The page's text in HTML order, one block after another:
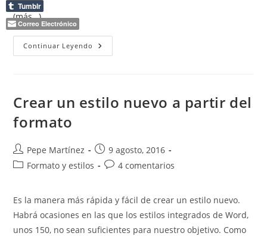
(más…)
Continuar Leyendo Definir
Nueva
De
Lista
Crear un estilo nuevo a partir del
formato
Autor
de
Pepe Martínez
Publicación
de
9 agosto, 2016
Categoría
entrada:
Formato y estilos
Comentarios
entrada:
4 comentarios
Es la manera más rápida y fácil de crear un estilo nuevo.
Habrá ocasiones en las que los estilos integrados de Word,
unos 150, no sean suficientes para nuestro objetivo. Como
Tumblr
Correo Electrónico